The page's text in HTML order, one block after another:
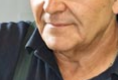
permission to be loaded.
I ACCEPT